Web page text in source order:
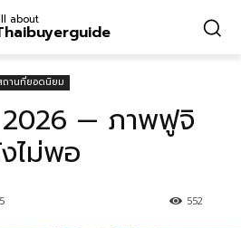
about
ถานที่ยอดนิยม
— ภาพฟูจิ
ไม่พอ
552